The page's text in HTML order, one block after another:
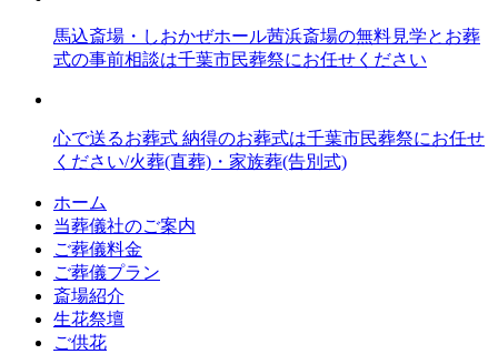
馬込斎場・しおかぜホール茜浜斎場の無料見学とお葬
式の事前相談は千葉市民葬祭にお任せください
心で送るお葬式 納得のお葬式は千葉市民葬祭にお任せ
ください/火葬(直葬)・家族葬(告別式)
ホーム
当葬儀社のご案内
ご葬儀料金
ご葬儀プラン
斎場紹介
生花祭壇
ご供花